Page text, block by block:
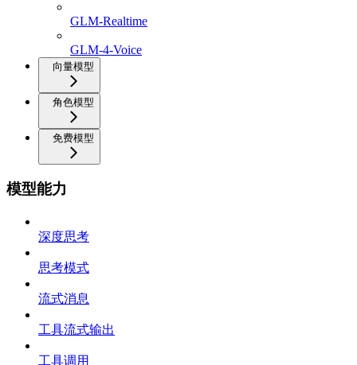
GLM-Realtime
GLM-4-Voice
向量模型
角色模型
免费模型
模型能力
深度思考
思考模式
流式消息
工具流式输出
工具调用